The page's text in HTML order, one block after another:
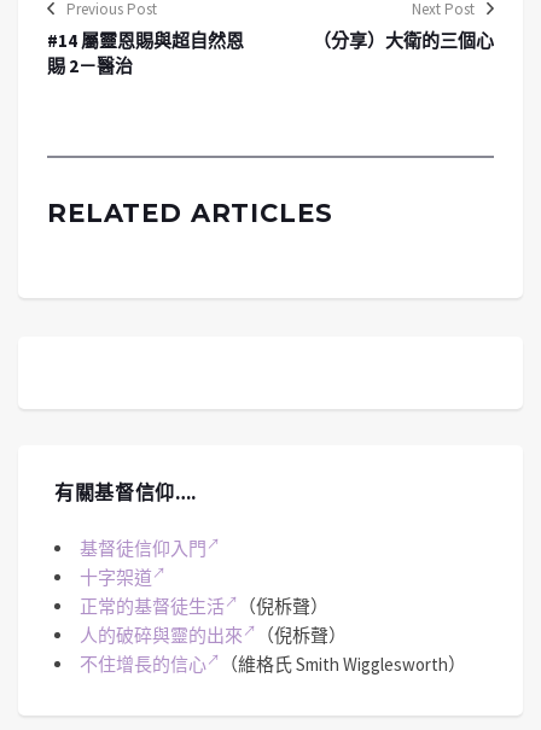
Previous Post
#14 屬靈恩賜與超自然恩
賜 2－醫治
Next Post
（分享）大衛的三個心
RELATED ARTICLES
有關基督信仰….
基督徒信仰入門
十字架道
正常的基督徒生活
（倪柝聲）
人的破碎與靈的出來
（倪柝聲）
不住增長的信心
（維格氏 Smith Wigglesworth）